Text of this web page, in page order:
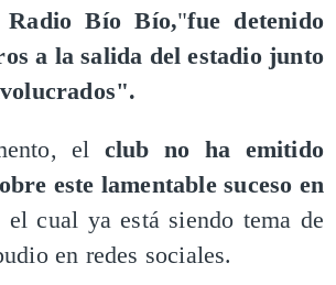
Radio Bío Bío,"fue detenido
a la salida del estadio junto
el club no ha emitido
este lamentable suceso en
el cual ya está siendo tema de
en redes sociales.